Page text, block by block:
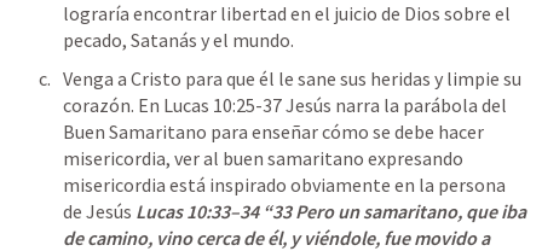
lograría encontrar libertad en el juicio de Dios sobre el
pecado, Satanás y el mundo.
Venga a Cristo para que él le sane sus heridas y limpie su
corazón. En Lucas 10:25-37 Jesús narra la parábola del
Buen Samaritano para enseñar cómo se debe hacer
misericordia, ver al buen samaritano expresando
misericordia está inspirado obviamente en la persona
de Jesús Lucas 10:33–34 “33 Pero un samaritano, que iba
de camino, vino cerca de él, y viéndole, fue movido a